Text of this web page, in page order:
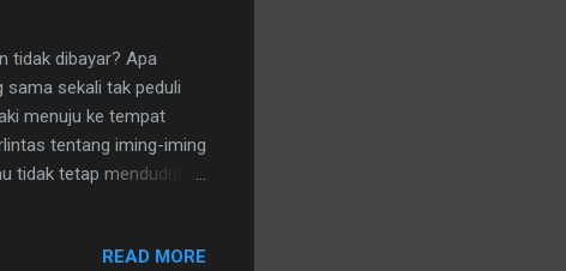
tidak dibayar? Apa
sama sekali tak peduli
menuju ke tempat
tentang iming-iming
tidak tetap menduduki
READ MORE